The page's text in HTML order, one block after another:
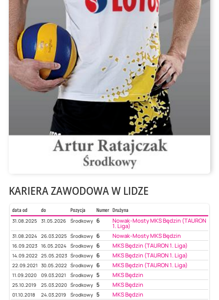
KARIERA ZAWODOWA W LIDZE
data od do Pozycja Numer Drużyna
31.08.2025
31.05.2026 Środkowy 6 Nowak-Mosty MKS Będzin (TAURON
1. Liga)
31.08.2024 26.03.2025 Środkowy 6 Nowak-Mosty MKS Będzin
16.09.2023 16.05.2024 Środkowy 6 MKS Będzin (TAURON 1. Liga)
14.09.2022 25.05.2023 Środkowy 6 MKS Będzin (TAURON 1. Liga)
22.09.2021 30.05.2022 Środkowy 6 MKS Będzin (TAURON 1. Liga)
11.09.2020 09.03.2021 Środkowy 5 MKS Będzin
25.10.2019 25.03.2020 Środkowy 5 MKS Będzin
01.10.2018 24.03.2019 Środkowy 5 MKS Będzin